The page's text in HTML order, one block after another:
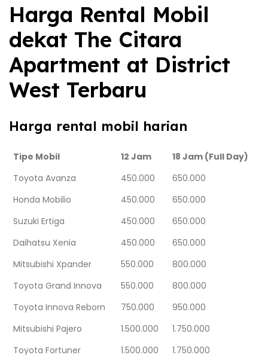
Harga Rental Mobil
dekat The Citara
Apartment at District
West Terbaru
Harga rental mobil harian
Tipe Mobil 12 Jam
18 Jam (Full Day)
Toyota Avanza
450.000
650.000
Honda Mobilio
450.000
650.000
Suzuki Ertiga
450.000
650.000
Daihatsu Xenia
450.000
650.000
Mitsubishi Xpander
550.000
800.000
Toyota Grand Innova
550.000
800.000
Toyota Innova Reborn
750.000
950.000
Mitsubishi Pajero
1.500.000
1.750.000
Toyota Fortuner
1.500.000 1.750.000